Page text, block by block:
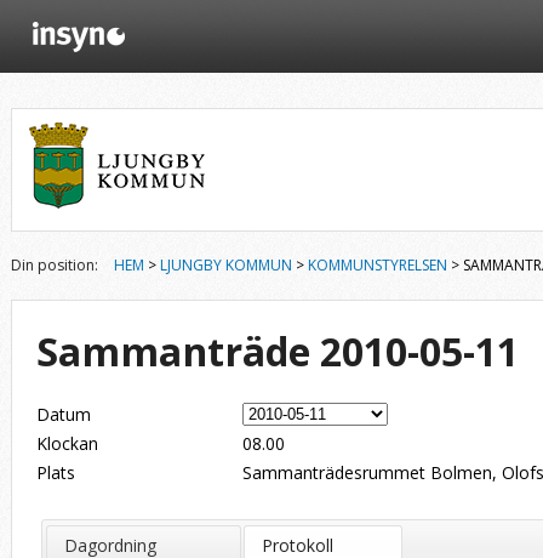
Din position: HEM > LJUNGBY KOMMUN >KOMMUNSTYRELSEN >
Sammanträde 2010-05-11
Datum
Klockan
08.00
Plats
Sammanträdesrummet Bolmen,
Dagordning Protokoll